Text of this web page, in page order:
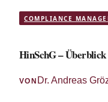
COMPLIANCE
HinSchG –
VON Dr. Andreas